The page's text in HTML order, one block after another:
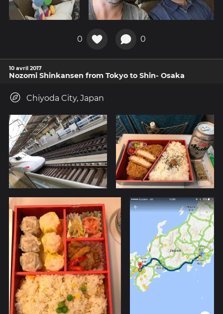
0 0
10 avril 2017
Nozomi Shinkansen from Tokyo to Shin- Osaka
Chiyoda City, Japan